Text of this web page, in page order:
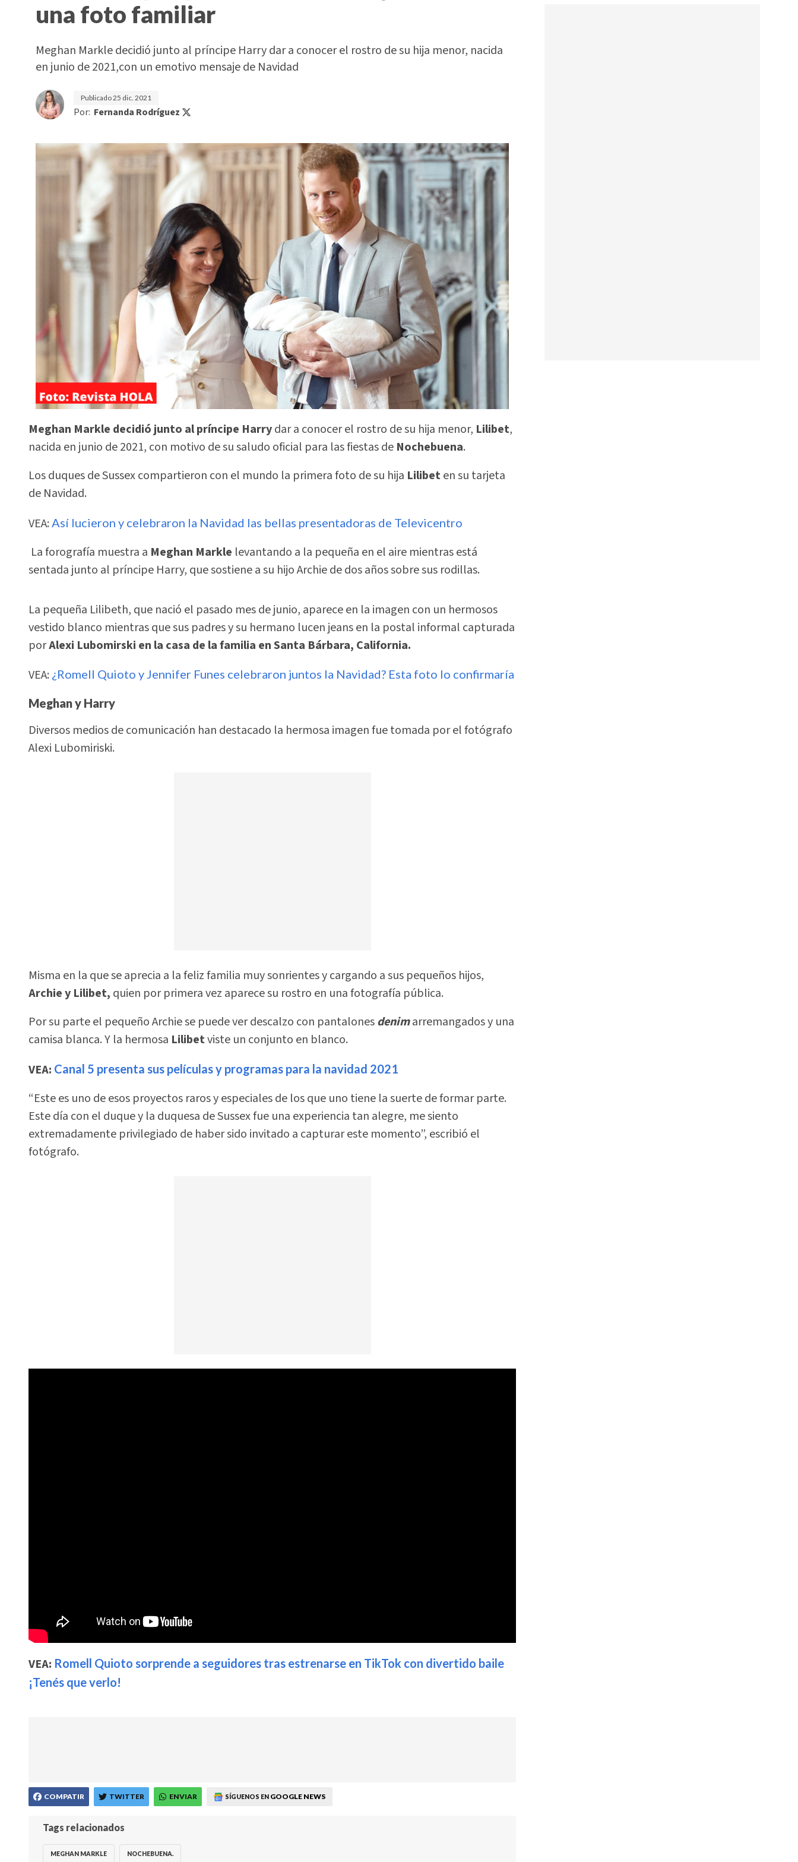
una foto familiar
Meghan Markle decidió junto al príncipe Harry dar a conocer el rostro de su hija menor, nacida
en junio de 2021,con un emotivo mensaje de Navidad
Publicado25 dic. 2021
Por: Fernanda Rodríguez
Meghan Markle decidió junto al príncipe Harrydar a conocer el rostro de su hija menor, Lilibet,
nacida en junio de 2021, con motivo de su saludo oficial para las fiestas de Nochebuena.
Los duques de Sussex compartieron con el mundo la primera foto de su hija Lilibeten su tarjeta
de Navidad.
VEA: Así lucieron y celebraron la Navidad las bellas presentadoras de Televicentro
La forografía muestra a Meghan Markle levantando a la pequeña en el aire mientras está
sentada junto al príncipe Harry, que sostiene a su hijo Archie de dos años sobre sus rodillas.
La pequeña Lilibeth, que nació el pasado mes de junio, aparece en la imagen con un hermosos
vestido blanco mientras que sus padres y su hermano lucen jeans en la postal informal capturada
porAlexi Lubomirski en la casa de la familia en Santa Bárbara, California.
VEA: ¿Romell Quioto y Jennifer Funes celebraron juntos la Navidad? Esta foto lo confirmaría
Meghan y Harry
Diversos medios de comunicación han destacado la hermosa imagen fue tomada por el fotógrafo
Alexi Lubomiriski.
Misma en la que se aprecia a la feliz familia muy sonrientes y cargando a sus pequeños hijos,
Archie y Lilibet, quien por primera vez aparece su rostro en una fotografía pública.
Por su parte el pequeño Archie se puede ver descalzo con pantalonesdenimarremangados y una
camisa blanca. Y la hermosa Lilibetviste un conjunto en blanco.
VEA: Canal 5 presenta sus películas y programas para la navidad 2021
“Este es uno de esos proyectos raros y especiales de los que uno tiene la suerte de formar parte.
Este día con el duque y la duquesa de Sussex fue una experiencia tan alegre, me siento
extremadamente privilegiado de haber sido invitado a capturar este momento”, escribió el
fotógrafo.
VEA: Romell Quioto sorprende a seguidores tras estrenarse en TikTok con divertido baile
¡Tenés que verlo!
COMPATIR TWITTER ENVIAR SÍGUENOS EN GOOGLE NEWS
Tags relacionados
MEGHAN MARKLE NOCHEBUENA.